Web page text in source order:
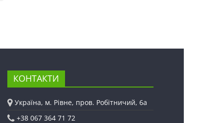
КОНТАКТИ
Україна, м. Рівне, пров. Робітничий, 6а
+38 067 364 71 72